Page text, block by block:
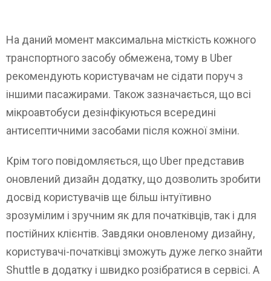
На даний момент максимальна місткість кожного
транспортного засобу обмежена, тому в Uber
рекомендують користувачам не сідати поруч з
іншими пасажирами. Також зазначається, що всі
мікроавтобуси дезінфікуються всередині
антисептичними засобами після кожної зміни.
Крім того повідомляється, що Uber представив
оновлений дизайн додатку, що дозволить зробити
досвід користувачів ще більш інтуїтивно
зрозумілим і зручним як для початківців, так і для
постійних клієнтів. Завдяки оновленому дизайну,
користувачі-початківці зможуть дуже легко знайти
Shuttle в додатку і швидко розібратися в сервісі. А